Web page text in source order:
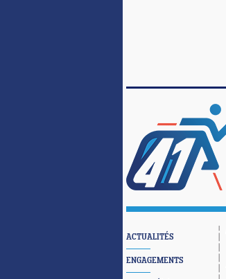
ACTUALITÉS
ENGAGEMENTS